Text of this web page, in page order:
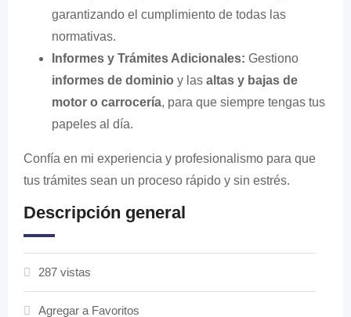
garantizando el cumplimiento de todas las
normativas.
Informes y Trámites Adicionales: Gestiono
informes de dominio y las altas y bajas de
motor o carrocería, para que siempre tengas tus
papeles al día.
Confía en mi experiencia y profesionalismo para que
tus trámites sean un proceso rápido y sin estrés.
Descripción general
287 vistas
Agregar a Favoritos